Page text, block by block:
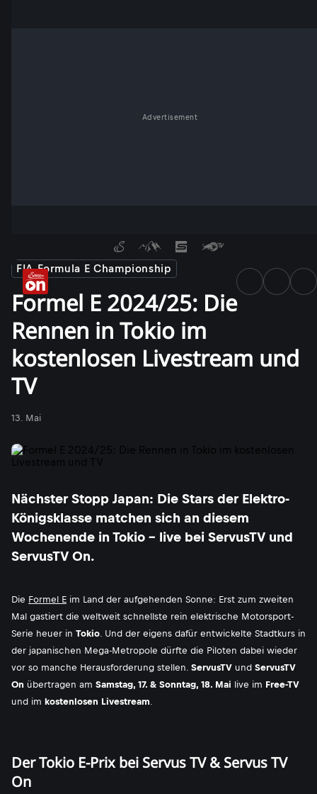
Advertisement
FIA Formula E Championship
Formel E 2024/25: Die
Rennen in Tokio im
kostenlosen Livestream und
TV
13. Mai
Nächster Stopp Japan: Die Stars der Elektro-
Königsklasse matchen sich an diesem
Wochenende in Tokio - live bei ServusTV und
ServusTV On.
Die Formel E im Land der aufgehenden Sonne: Erst zum zweiten
Mal gastiert die weltweit schnellste rein elektrische Motorsport-
Serie heuer in Tokio. Und der eigens dafür entwickelte Stadtkurs in
der japanischen Mega-Metropole dürfte die Piloten dabei wieder
vor so manche Herausforderung stellen. ServusTV und ServusTV
On übertragen am Samstag, 17. & Sonntag, 18. Mai live im Free-TV
und im kostenlosen Livestream.
Der Tokio E-Prix bei Servus TV & Servus TV
On